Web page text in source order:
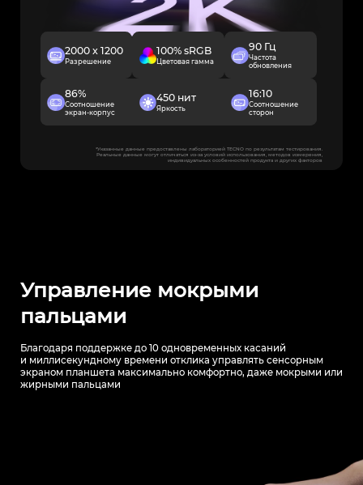
2000 x 1200
Разрешение
100% sRGB
Цветовая гамма
90 Гц
Частота
обновления
86%
Соотношение
экран-корпус
450 нит
Яркость
16:10
Соотношение
сторон
*Указанные данные предоставлены лабораторией TECNO по результатам тестирования.
Реальные данные могут отличаться из-за условий использования, методов измерения,
индивидуальных особенностей продукта и других факторов
Управление мокрыми
пальцами
Благодаря поддержке до 10 одновременных касаний
и миллисекундному времени отклика управлять сенсорным
экраном планшета максимально комфортно, даже мокрыми или
жирными пальцами